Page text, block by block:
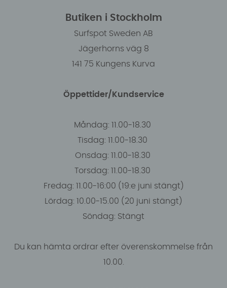
Butiken i Stockholm
Surfspot Sweden AB
Jägerhorns väg 8
141 75 Kungens Kurva
Öppettider/Kundservice
Måndag: 11.00-18.30
Tisdag: 11.00-18.30
Onsdag: 11.00-18.30
Torsdag: 11.00-18.30
Fredag: 11.00-16:00 (19:e juni stängt)
Lördag: 10.00-15.00 (20 juni stängt)
Söndag: Stängt
Du kan hämta ordrar efter överenskommelse från
10.00.